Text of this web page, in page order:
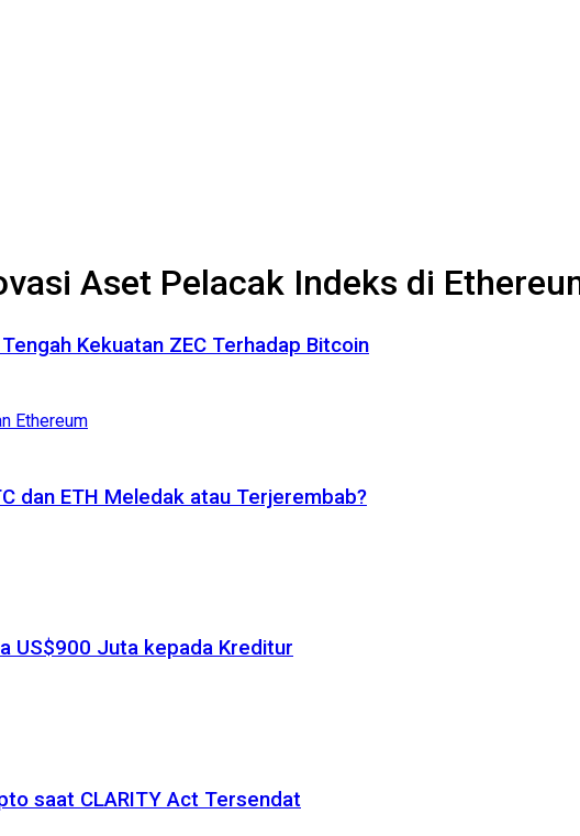
Kekuatan ZEC Terhadap Bitcoin
dan ETH Meledak atau Terjerembab?
US$900 Juta kepada Kreditur
saat CLARITY Act Tersendat
Aset Pelacak Indeks di